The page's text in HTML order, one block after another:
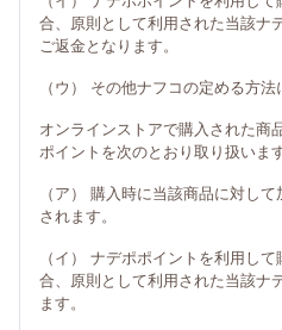
合、原則として利用された当該ナ
ご返金となります。
（ウ） その他ナフコの定める方法
オンラインストアで購入された商
ポイントを次のとおり取り扱います
（ア） 購入時に当該商品に対し
されます。
（イ） ナデポポイントを利用し
合、原則として利用された当該ナ
ます。